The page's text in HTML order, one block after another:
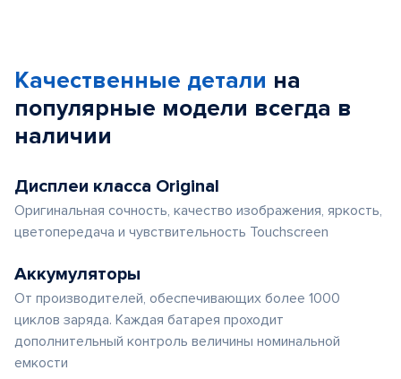
Качественные детали на
популярные модели всегда в
наличии
Дисплеи класса Original
Оригинальная сочность, качество изображения, яркость,
цветопередача и чувствительность Touchscreen
Аккумуляторы
От производителей, обеспечивающих более 1000
циклов заряда. Каждая батарея проходит
дополнительный контроль величины номинальной
емкости